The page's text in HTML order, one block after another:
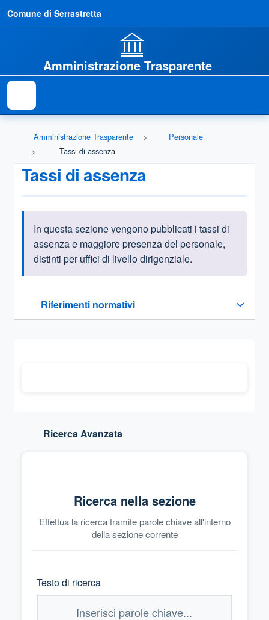
Comune di Serrastretta
Amministrazione Trasparente
Amministrazione Trasparente
Personale
Tassi di assenza
Tassi di assenza
Informazioni introduttive
In questa sezione vengono pubblicati i tassi di
assenza e maggiore presenza del personale,
distinti per uffici di livello dirigenziale.
Riferimenti normativi
Sezione compressa
Ricerca Avanzata
Ricerca nella sezione
Effettua la ricerca tramite parole chiave all'interno
della sezione corrente
Testo di ricerca